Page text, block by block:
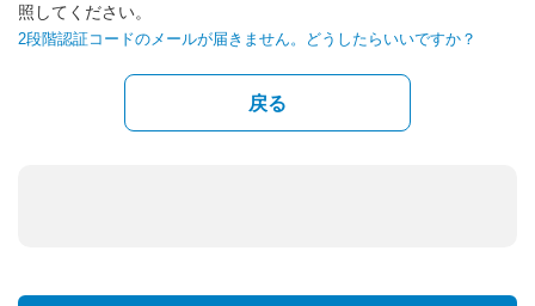
照してください。
2段階認証コードのメールが届きません。どうしたらいいですか？
戻る